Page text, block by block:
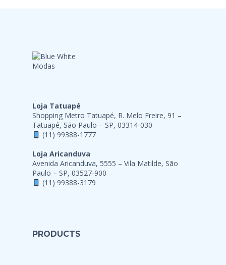
Loja Tatuapé
Shopping Metro Tatuapé, R. Melo Freire, 91 –
Tatuapé, São Paulo – SP, 03314-030
(11) 99388-1777
Loja Aricanduva
Avenida Aricanduva, 5555 – Vila Matilde, São
Paulo – SP, 03527-900
(11) 99388-3179
PRODUCTS